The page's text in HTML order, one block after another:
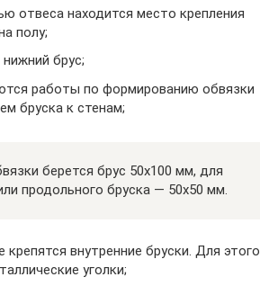
отвеса находится место крепления
полу;
нижний брус;
работы по формированию обвязки
бруска к стенам;
берется брус 50х100 мм, для
продольного бруска — 50х50 мм.
крепятся внутренние бруски. Для этого
уголки;